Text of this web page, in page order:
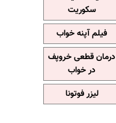
سکوریت
فیلم آپنه خواب
درمان قطعی خروپف
در خواب
لیزر فوتونا